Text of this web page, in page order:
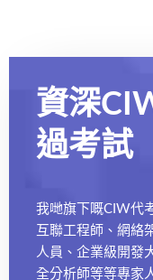
資深
過考試
我哋旗下嘅CIW代
互聯工程師、網絡
人員、企業級開發
全分析師等等專家